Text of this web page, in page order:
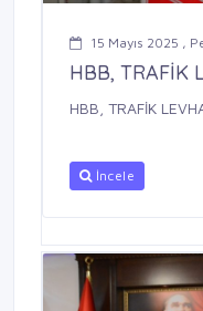
15 Mayıs 2025 ,
HBB, TRAFİK
HBB, TRAFİK
İncele